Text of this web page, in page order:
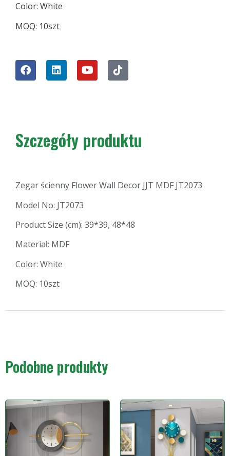
Color: White
MOQ: 10szt
Szczegóły produktu
Zegar ścienny Flower Wall Decor JJT MDF JT2073
Model No: JT2073
Product Size (cm): 39*39, 48*48
Materiał: MDF
Color: White
MOQ: 10szt
Podobne produkty